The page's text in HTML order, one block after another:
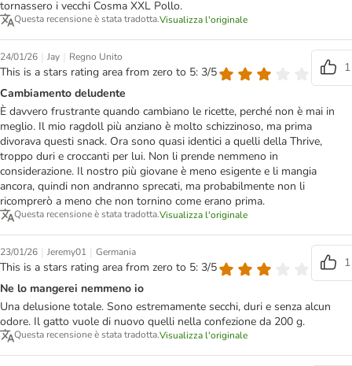
tornassero i vecchi Cosma XXL Pollo.
Questa recensione è stata tradotta.Visualizza l'originale
24/01/26 | Jay | Regno Unito
This is a stars rating area from zero to 5: 3/5
1
Cambiamento deludente
È davvero frustrante quando cambiano le ricette, perché non è mai in
meglio. Il mio ragdoll più anziano è molto schizzinoso, ma prima
divorava questi snack. Ora sono quasi identici a quelli della Thrive,
troppo duri e croccanti per lui. Non li prende nemmeno in
considerazione. Il nostro più giovane è meno esigente e li mangia
ancora, quindi non andranno sprecati, ma probabilmente non li
ricomprerò a meno che non tornino come erano prima.
Questa recensione è stata tradotta.Visualizza l'originale
23/01/26 | Jeremy01 | Germania
This is a stars rating area from zero to 5: 3/5
1
Ne lo mangerei nemmeno io
Una delusione totale. Sono estremamente secchi, duri e senza alcun
odore. Il gatto vuole di nuovo quelli nella confezione da 200 g.
Questa recensione è stata tradotta.Visualizza l'originale